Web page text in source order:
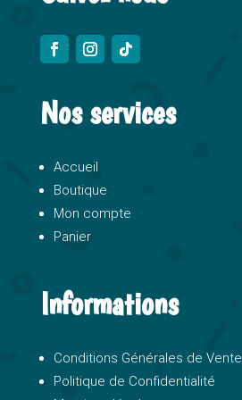
Nos services
Accueil
Boutique
Mon compte
Panier
Informations
Conditions Générales de Vente
Politique de Confidentialité